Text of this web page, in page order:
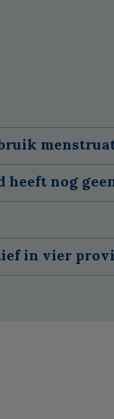
heeft nog
in vier